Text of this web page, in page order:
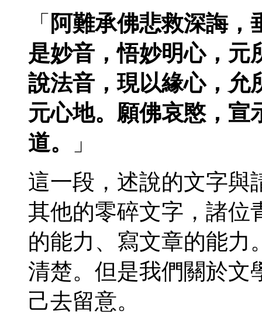
「 阿難承佛悲救深誨，
是妙音，悟妙明心，元
說法音，現以緣心，允
元心地。願佛哀愍，宣
道。
」
這一段，述說的文字與
其他的零碎文字，諸位
的能力、寫文章的能力
清楚。但是我們關於文
己去留意。